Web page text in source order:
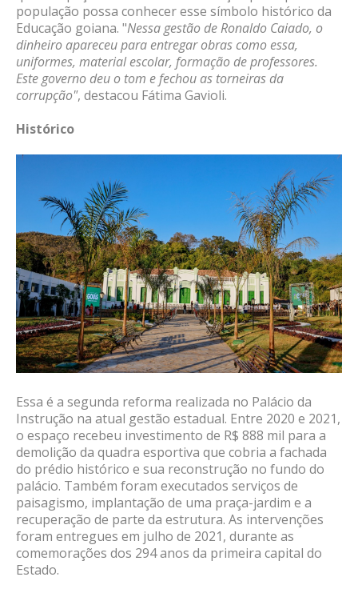
população possa conhecer esse símbolo histórico da
Educação goiana. "Nessa gestão de Ronaldo Caiado, o
dinheiro apareceu para entregar obras como essa,
uniformes, material escolar, formação de professores.
Este governo deu o tom e fechou as torneiras da
corrupção", destacou Fátima Gavioli.
Histórico
Essa é a segunda reforma realizada no Palácio da
Instrução na atual gestão estadual. Entre 2020 e 2021,
o espaço recebeu investimento de R$ 888 mil para a
demolição da quadra esportiva que cobria a fachada
do prédio histórico e sua reconstrução no fundo do
palácio. Também foram executados serviços de
paisagismo, implantação de uma praça-jardim e a
recuperação de parte da estrutura. As intervenções
foram entregues em julho de 2021, durante as
comemorações dos 294 anos da primeira capital do
Estado.